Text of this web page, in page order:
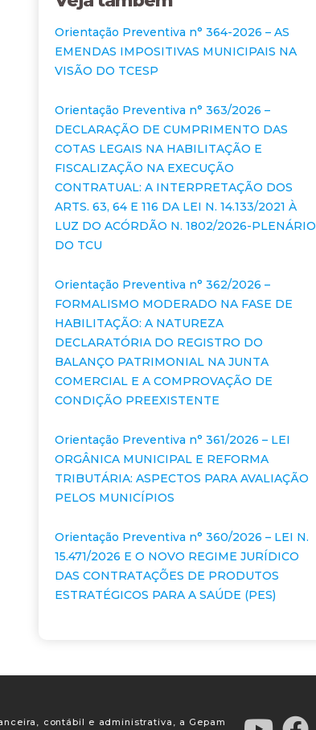
Orientação Preventiva n° 364-2026 – AS
EMENDAS IMPOSITIVAS MUNICIPAIS NA
VISÃO DO TCESP
Orientação Preventiva n° 363/2026 –
DECLARAÇÃO DE CUMPRIMENTO DAS
COTAS LEGAIS NA HABILITAÇÃO E
FISCALIZAÇÃO NA EXECUÇÃO
CONTRATUAL: A INTERPRETAÇÃO DOS
ARTS. 63, 64 E 116 DA LEI N. 14.133/2021 À
LUZ DO ACÓRDÃO N. 1802/2026-PLENÁRIO
DO TCU
Orientação Preventiva n° 362/2026 –
FORMALISMO MODERADO NA FASE DE
HABILITAÇÃO: A NATUREZA
DECLARATÓRIA DO REGISTRO DO
BALANÇO PATRIMONIAL NA JUNTA
COMERCIAL E A COMPROVAÇÃO DE
CONDIÇÃO PREEXISTENTE
Orientação Preventiva n° 361/2026 – LEI
ORGÂNICA MUNICIPAL E REFORMA
TRIBUTÁRIA: ASPECTOS PARA AVALIAÇÃO
PELOS MUNICÍPIOS
Orientação Preventiva n° 360/2026 – LEI N.
15.471/2026 E O NOVO REGIME JURÍDICO
DAS CONTRATAÇÕES DE PRODUTOS
ESTRATÉGICOS PARA A SAÚDE (PES)
contábil e administrativa, a Gepam